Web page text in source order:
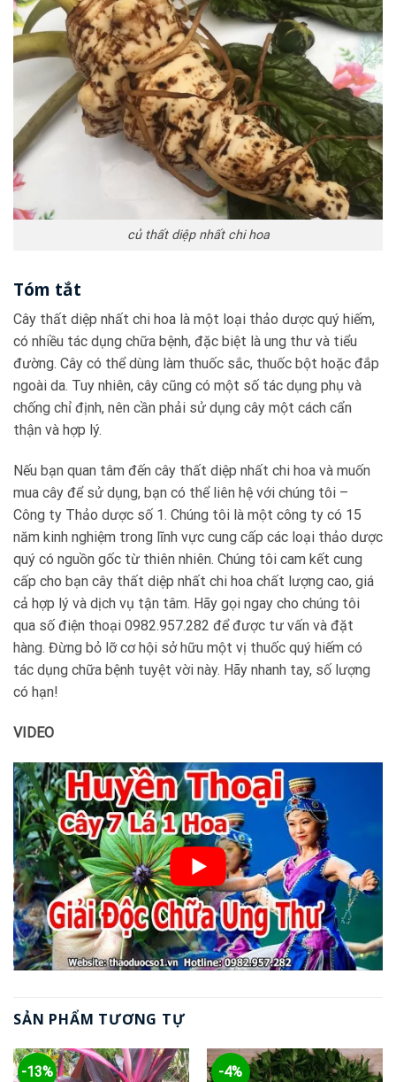
củ thất diệp nhất chi hoa
Tóm tắt
Cây thất diệp nhất chi hoa là một loại thảo dược quý hiếm,
có nhiều tác dụng chữa bệnh, đặc biệt là ung thư và tiểu
đường. Cây có thể dùng làm thuốc sắc, thuốc bột hoặc đắp
ngoài da. Tuy nhiên, cây cũng có một số tác dụng phụ và
chống chỉ định, nên cần phải sử dụng cây một cách cẩn
thận và hợp lý.
Nếu bạn quan tâm đến cây thất diệp nhất chi hoa và muốn
mua cây để sử dụng, bạn có thể liên hệ với chúng tôi –
Công ty Thảo dược số 1. Chúng tôi là một công ty có 15
năm kinh nghiệm trong lĩnh vực cung cấp các loại thảo dược
quý có nguồn gốc từ thiên nhiên. Chúng tôi cam kết cung
cấp cho bạn cây thất diệp nhất chi hoa chất lượng cao, giá
cả hợp lý và dịch vụ tận tâm. Hãy gọi ngay cho chúng tôi
qua số điện thoại 0982.957.282 để được tư vấn và đặt
hàng. Đừng bỏ lỡ cơ hội sở hữu một vị thuốc quý hiếm có
tác dụng chữa bệnh tuyệt vời này. Hãy nhanh tay, số lượng
có hạn!
VIDEO
SẢN PHẨM TƯƠNG TỰ
-13% -4%